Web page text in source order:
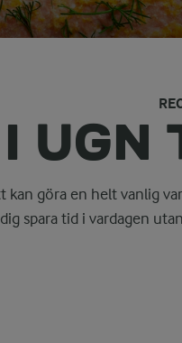
UGN
kan göra en helt vanlig
spara tid i vardagen